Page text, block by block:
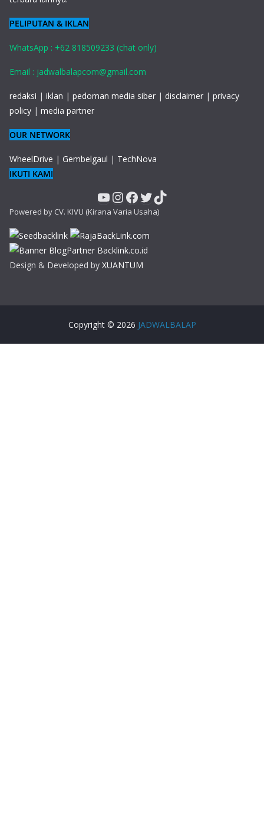
PELIPUTAN & IKLAN
WhatsApp : +62 818509233 (chat only)
Email : jadwalbalapcom@gmail.com
redaksi | iklan | pedoman media siber | disclaimer | privacy
policy | media partner
OUR NETWORK
WheelDrive | Gembelgaul | TechNova
IKUTI KAMI
YouTube
Instagram
Facebook
Twitter
TikTok
Powered by CV. KIVU (Kirana Varia Usaha)
Design & Developed by XUANTUM
Copyright © 2026 JADWALBALAP